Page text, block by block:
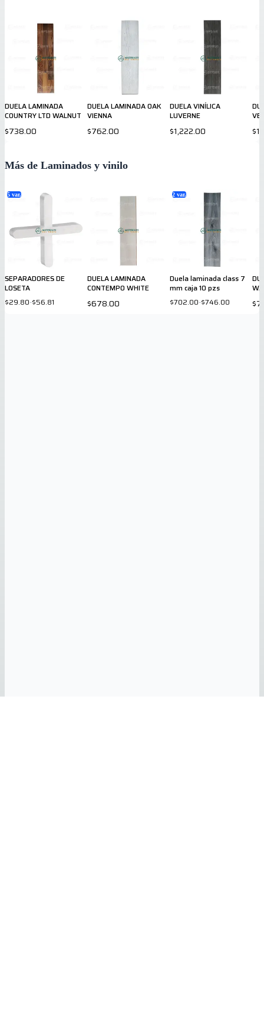
DUELA LAMINADA
COUNTRY LTD WALNUT
$738.00
DUELA LAMINADA OAK
VIENNA
$762.00
DUELA VINÍLICA
LUVERNE
$1,222.00
Más de Laminados y vinilo
5 var.
SEPARADORES DE
LOSETA
$29.80-$56.81
DUELA LAMINADA
CONTEMPO WHITE
$678.00
2 var.
Duela laminada class 7
mm caja 10 pzs
$702.00-$746.00